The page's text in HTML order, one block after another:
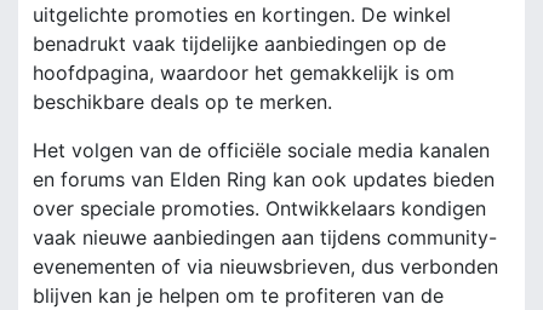
uitgelichte promoties en kortingen. De winkel
benadrukt vaak tijdelijke aanbiedingen op de
hoofdpagina, waardoor het gemakkelijk is om
beschikbare deals op te merken.
Het volgen van de officiële sociale media kanalen
en forums van Elden Ring kan ook updates bieden
over speciale promoties. Ontwikkelaars kondigen
vaak nieuwe aanbiedingen aan tijdens community-
evenementen of via nieuwsbrieven, dus verbonden
blijven kan je helpen om te profiteren van de